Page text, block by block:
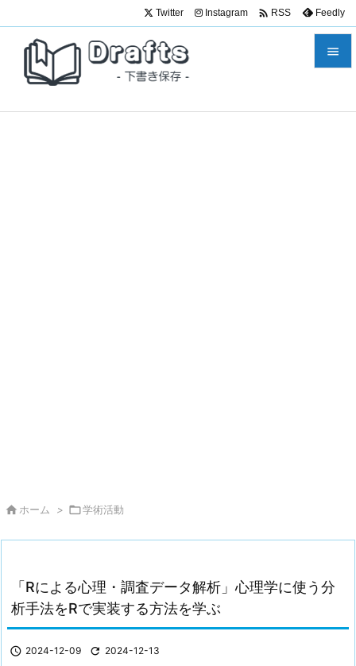

Twitter Instagram  RSS Feedly
 ホーム > 学術活動
「Rによる心理・調査データ解析」心理学に使う分
析手法をRで実装する方法を学ぶ
 2024-12-09  2024-12-13